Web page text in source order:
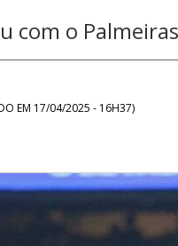
com o
EM 17/04/2025 - 16H37)